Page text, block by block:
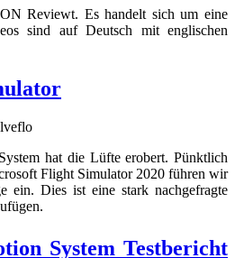
Reviewt. Es handelt sich um eine
sind auf Deutsch mit englischen
hat die Lüfte erobert. Pünktlich
Flight Simulator 2020 führen wir
ein. Dies ist eine stark nachgefragte
System Testbericht